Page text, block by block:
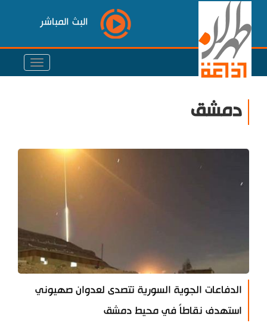
البث المباشر
دمشق
الدفاعات الجوية السورية تتصدى لعدوان صهيوني
استهدف نقاطاً في محيط دمشق